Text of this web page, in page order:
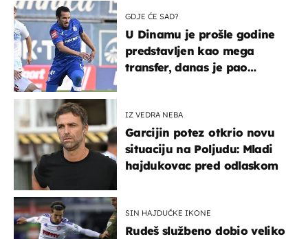
GDJE ĆE SAD?
U Dinamu je prošle godine
predstavljen kao mega
transfer, danas je pao
IZ VEDRA NEBA
Garcijin potez otkrio novu
situaciju na Poljudu: Mladi
hajdukovac pred odlaskom
SIN HAJDUČKE IKONE
Rudeš službeno dobio veliko